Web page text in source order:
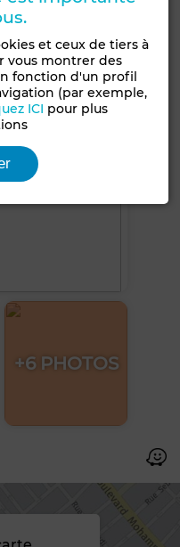
+6 PHOTOS
et ceux de tiers à
vous montrer des
fonction d'un profil
(par exemple,
ICI pour plus